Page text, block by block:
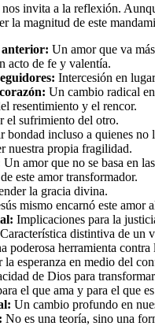
nos invita a la reflexión.
la magnitud de este
anterior: Un amor que va
acto de fe y valentía.
Intercesión en
Un cambio radical
resentimiento y el rencor.
el sufrimiento del otro.
bondad incluso a quienes no
nuestra propia fragilidad.
Un amor que no se basa en
este amor transformador.
la gracia divina.
mismo encarnó este amor
Implicaciones para la
Característica distintiva de un
poderosa herramienta contra
la esperanza en medio del
de Dios para
el que ama y para el que
Un cambio profundo en
No es una teoría, sino una